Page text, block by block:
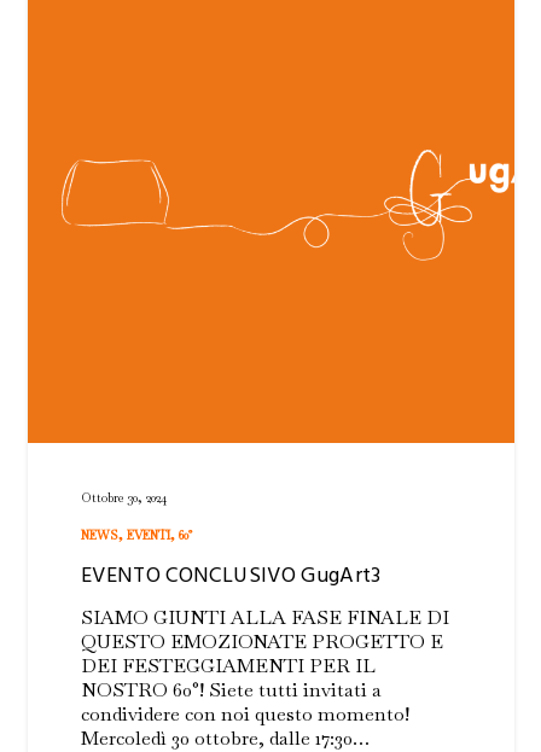
Ottobre 30, 2024
NEWS, EVENTI, 60°
EVENTO CONCLUSIVO GugArt3
SIAMO GIUNTI ALLA FASE FINALE DI
QUESTO EMOZIONATE PROGETTO E
DEI FESTEGGIAMENTI PER IL
NOSTRO 60°! Siete tutti invitati a
condividere con noi questo momento!
Mercoledì 30 ottobre, dalle 17:30…